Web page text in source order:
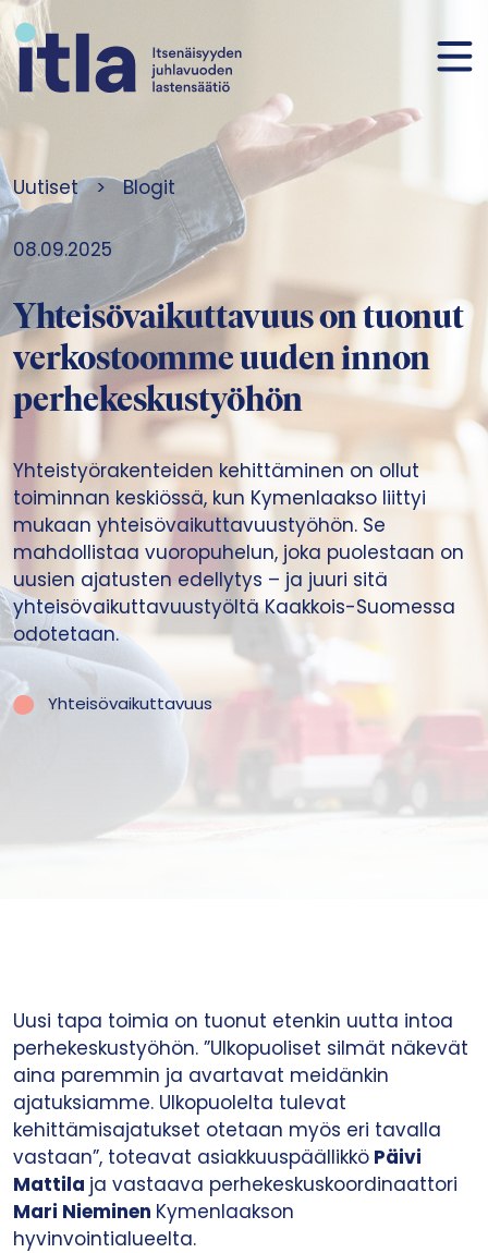
Siirry sisältöön
Uutiset > Blogit
08.09.2025
Yhteisövaikuttavuus on tuonut
verkostoomme uuden innon
perhekeskustyöhön
Yhteistyörakenteiden kehittäminen on ollut
toiminnan keskiössä, kun Kymenlaakso liittyi
mukaan yhteisövaikuttavuustyöhön. Se
mahdollistaa vuoropuhelun, joka puolestaan on
uusien ajatusten edellytys – ja juuri sitä
yhteisövaikuttavuustyöltä Kaakkois-Suomessa
odotetaan.
Yhteisövaikuttavuus
Uusi tapa toimia on tuonut etenkin uutta intoa
perhekeskustyöhön. ”Ulkopuoliset silmät näkevät
aina paremmin ja avartavat meidänkin
ajatuksiamme. Ulkopuolelta tulevat
kehittämisajatukset otetaan myös eri tavalla
vastaan”, toteavat asiakkuuspäällikkö Päivi
Mattila ja vastaava perhekeskuskoordinaattori
Mari Nieminen Kymenlaakson
hyvinvointialueelta.